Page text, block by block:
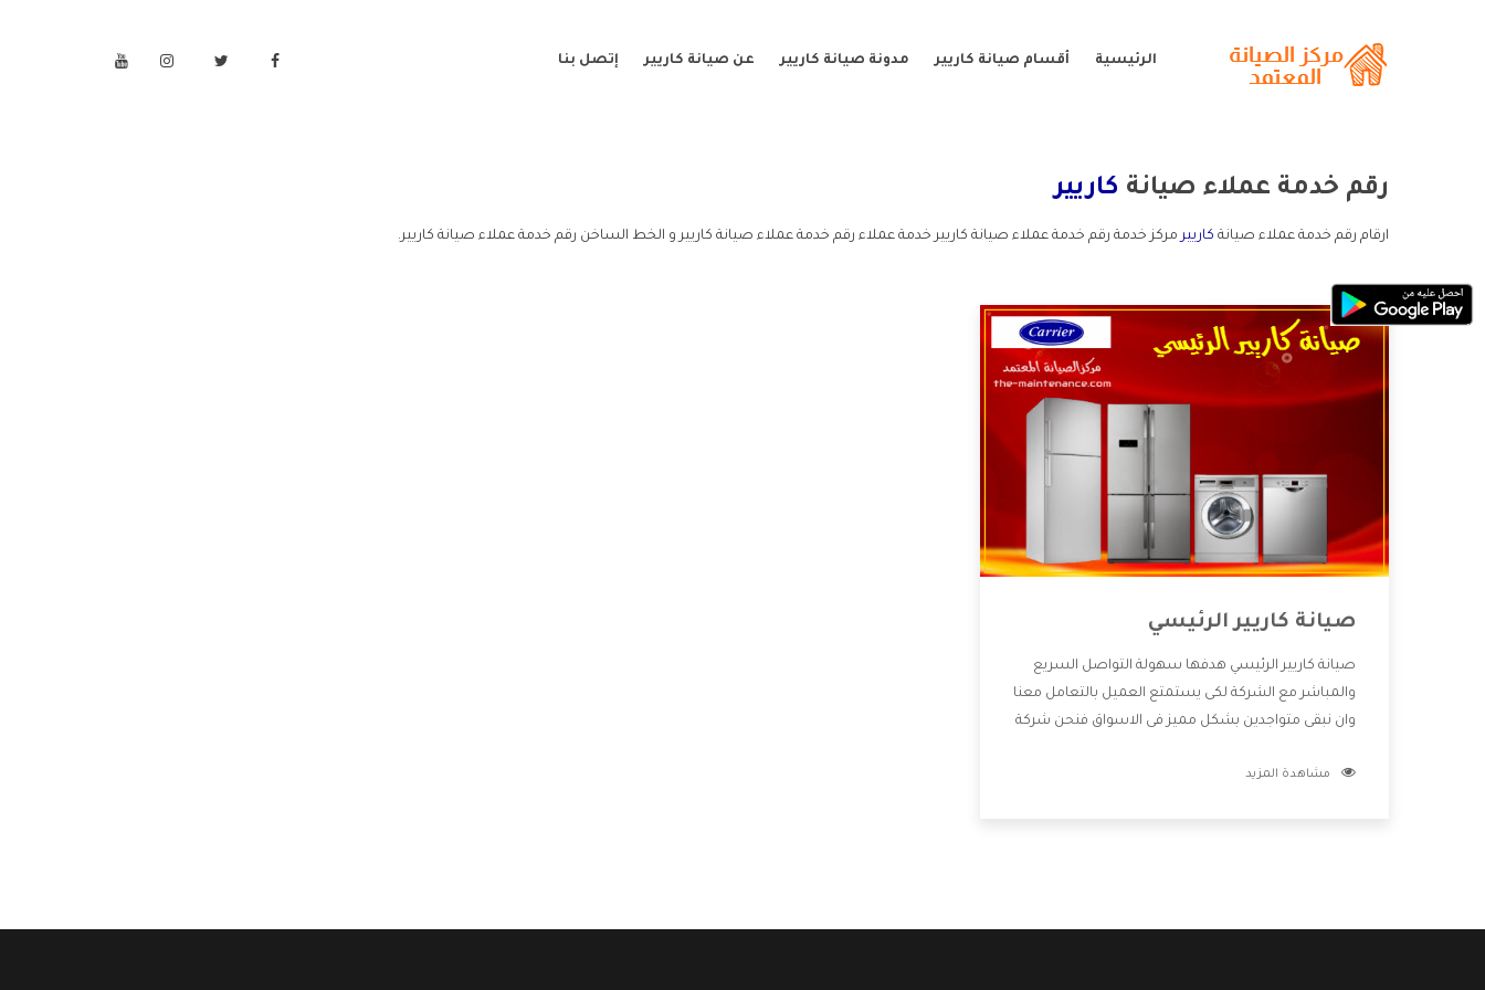
الرئيسية أقسام صيانة كاريير مدونة صيانة كاريير عن صيانة كاريير إتصل بنا
رقم خدمة عملاء صيانة كاريير
ارقام رقم خدمة عملاء صيانة كارييرمركز خدمة رقم خدمة عملاء صيانة كاريير خدمة عملاء رقم خدمة عملاء صيانة كاريير و الخط الساخن رقم خدمة عملاء صيانة كاريير.
صيانة كاريير الرئيسي
صيانة كاريير الرئيسي هدفها سهولة التواصل السريع
والمباشر مع الشركة لكى يستمتع العميل بالتعامل معنا
وان نبقى متواجدين بشكل مميز فى الاسواق فنحن شركة
بالخدمات التى تنفرد الشركة بها والتى تكون منها خدمة
مشاهدة المزيد